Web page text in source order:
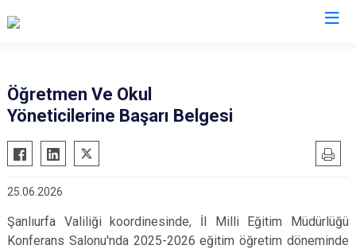
Öğretmen Ve Okul
Yöneticilerine Başarı Belgesi
25.06.2026
Şanlıurfa Valiliği koordinesinde, İl Milli Eğitim Müdürlüğü
Konferans Salonu'nda 2025-2026 eğitim öğretim döneminde